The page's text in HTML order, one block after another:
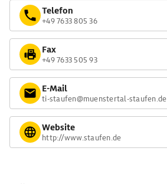
Telefon
+49 7633 805 36
Fax
+49 7633 505 93
E-Mail
ti-staufen@muenstertal-staufen.de
Website
http://www.staufen.de